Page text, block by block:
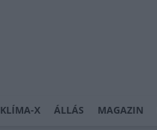
KLÍMA-X ÁLLÁS MAGAZIN